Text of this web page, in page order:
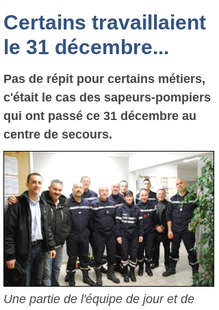
Certains travaillaient
le 31 décembre...
Pas de répit pour certains métiers,
c'était le cas des sapeurs-pompiers
qui ont passé ce 31 décembre au
centre de secours.
Une partie de l'équipe de jour et de